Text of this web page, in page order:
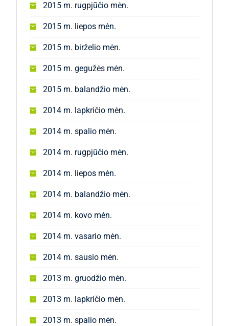
2015 m. rugpjūčio mėn.
2015 m. liepos mėn.
2015 m. birželio mėn.
2015 m. gegužės mėn.
2015 m. balandžio mėn.
2014 m. lapkričio mėn.
2014 m. spalio mėn.
2014 m. rugpjūčio mėn.
2014 m. liepos mėn.
2014 m. balandžio mėn.
2014 m. kovo mėn.
2014 m. vasario mėn.
2014 m. sausio mėn.
2013 m. gruodžio mėn.
2013 m. lapkričio mėn.
2013 m. spalio mėn.